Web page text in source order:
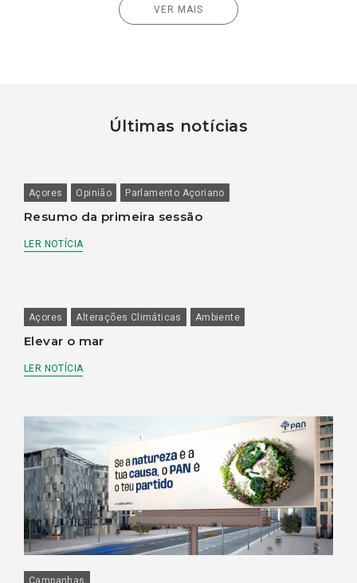
VER MAIS
Últimas notícias
Açores Opinião Parlamento Açoriano
Resumo da primeira sessão
LER NOTÍCIA
Açores Alterações Climáticas Ambiente
Elevar o mar
LER NOTÍCIA